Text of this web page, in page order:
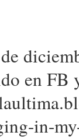
en FB
in-